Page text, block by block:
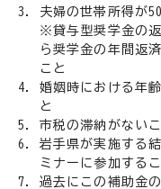
夫婦の世帯所得が
※貸与型奨学金の
ら奨学金の年間返
こと
婚姻時における年
と
市税の滞納がない
岩手県が実施する
ミナーに参加する
過去にこの補助金